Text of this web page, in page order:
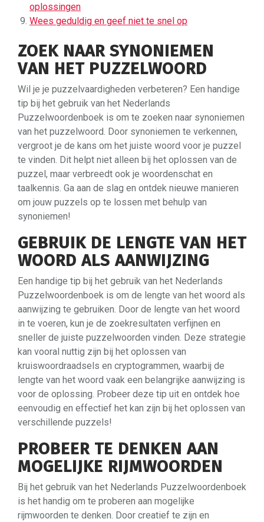
oplossingen
Wees geduldig en geef niet te snel op
ZOEK NAAR SYNONIEMEN
VAN HET PUZZELWOORD
Wil je je puzzelvaardigheden verbeteren? Een handige
tip bij het gebruik van het Nederlands
Puzzelwoordenboek is om te zoeken naar synoniemen
van het puzzelwoord. Door synoniemen te verkennen,
vergroot je de kans om het juiste woord voor je puzzel
te vinden. Dit helpt niet alleen bij het oplossen van de
puzzel, maar verbreedt ook je woordenschat en
taalkennis. Ga aan de slag en ontdek nieuwe manieren
om jouw puzzels op te lossen met behulp van
synoniemen!
GEBRUIK DE LENGTE VAN HET
WOORD ALS AANWIJZING
Een handige tip bij het gebruik van het Nederlands
Puzzelwoordenboek is om de lengte van het woord als
aanwijzing te gebruiken. Door de lengte van het woord
in te voeren, kun je de zoekresultaten verfijnen en
sneller de juiste puzzelwoorden vinden. Deze strategie
kan vooral nuttig zijn bij het oplossen van
kruiswoordraadsels en cryptogrammen, waarbij de
lengte van het woord vaak een belangrijke aanwijzing is
voor de oplossing. Probeer deze tip uit en ontdek hoe
eenvoudig en effectief het kan zijn bij het oplossen van
verschillende puzzels!
PROBEER TE DENKEN AAN
MOGELIJKE RIJMWOORDEN
Bij het gebruik van het Nederlands Puzzelwoordenboek
is het handig om te proberen aan mogelijke
rijmwoorden te denken. Door creatief te zijn en